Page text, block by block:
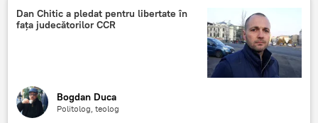
Dan Chitic a pledat pentru libertate în
faţa judecătorilor CCR
Bogdan Duca
Politolog, teolog